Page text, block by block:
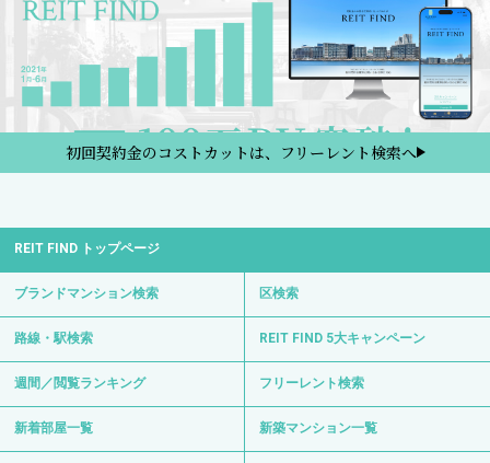
初回契約金のコストカットは、フリーレント検索へ
REIT FIND トップページ
ブランドマンション検索 区検索
路線・駅検索 REIT FIND 5大キャンペーン
週間／閲覧ランキング フリーレント検索
新着部屋一覧 新築マンション一覧